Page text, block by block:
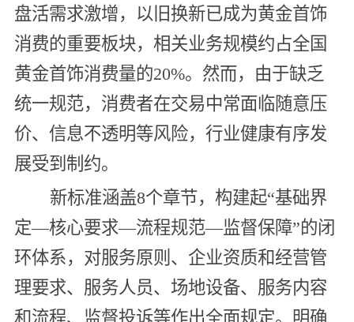
盘活需求激增，以旧换新已成为黄金首饰
消费的重要板块，相关业务规模约占全国
黄金首饰消费量的20%。然而，由于缺乏
统一规范，消费者在交易中常面临随意压
价、信息不透明等风险，行业健康有序发
展受到制约。
新标准涵盖8个章节，构建起“基础界
定—核心要求—流程规范—监督保障”的闭
环体系，对服务原则、企业资质和经营管
理要求、服务人员、场地设备、服务内容
和流程、监督投诉等作出全面规定。明确